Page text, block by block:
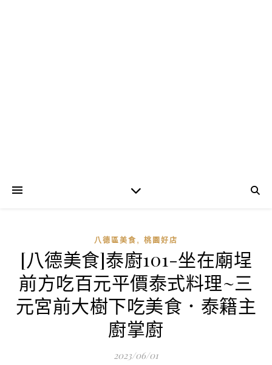
八德區美食 , 桃園好店
[八德美食]泰廚101-坐在廟埕
前方吃百元平價泰式料理~三
元宮前大樹下吃美食．泰籍主
廚掌廚
2023/06/01